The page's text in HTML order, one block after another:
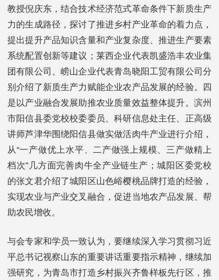
教授倪庆东，结合技术经济范式革命条件下新质生产
力的生成路径，探讨了推进乡村产业革命的着力点，
提出提升产品知识含量和产业复杂度、推进生产要素
系统配置创新等建议；莱西企业代表凯盛浩丰农业集
团有限公司、崂山企业代表青岛晓阳工贸有限公司分
别介绍了新质生产力赋能企业农产品发展的经验。四
是以产业融合发展助推农业质量效益整体提升。滨州
市阳信县委党校校委委员、科研信息处主任、正高级
讲师芦津华围绕阳信县做实做活肉牛产业进行介绍，
从“一产做优上水平、二产做强上规模、三产做精上
档次”几方面完善肉牛全产业链生产；城阳区委党校
的张文君介绍了城阳区山色峪樱桃品牌打造的经验，
实现农业与产业交叉融合，促进当地农产品发展、帮
助农民增收。
与会专家和学员一致认为，要继续深入学习贯彻习近
平总书记视察山东的重要讲话重要指示精神，继续加
强研究，为青岛市打造乡村振兴齐鲁样板先行区，推